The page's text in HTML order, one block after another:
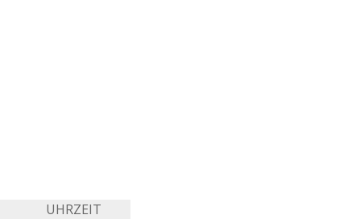
UHRZEIT